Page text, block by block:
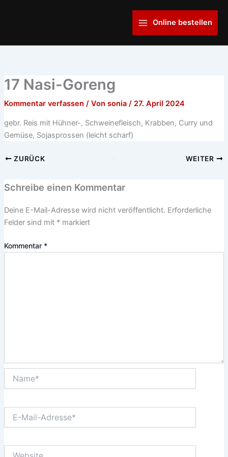
Main
Menu
Online bestellen
17 Nasi-Goreng
Kommentar verfassen / Von sonia / 27. April 2024
gebr. Reis mit Hühner-, Schweinefleisch, Krabben, Curry und
Gemüse, Sojasprossen (leicht scharf)
ZURÜCK WEITER
Schreibe einen Kommentar
Deine E-Mail-Adresse wird nicht veröffentlicht. Erforderliche
Felder sind mit *markiert
Kommentar *
Mail-